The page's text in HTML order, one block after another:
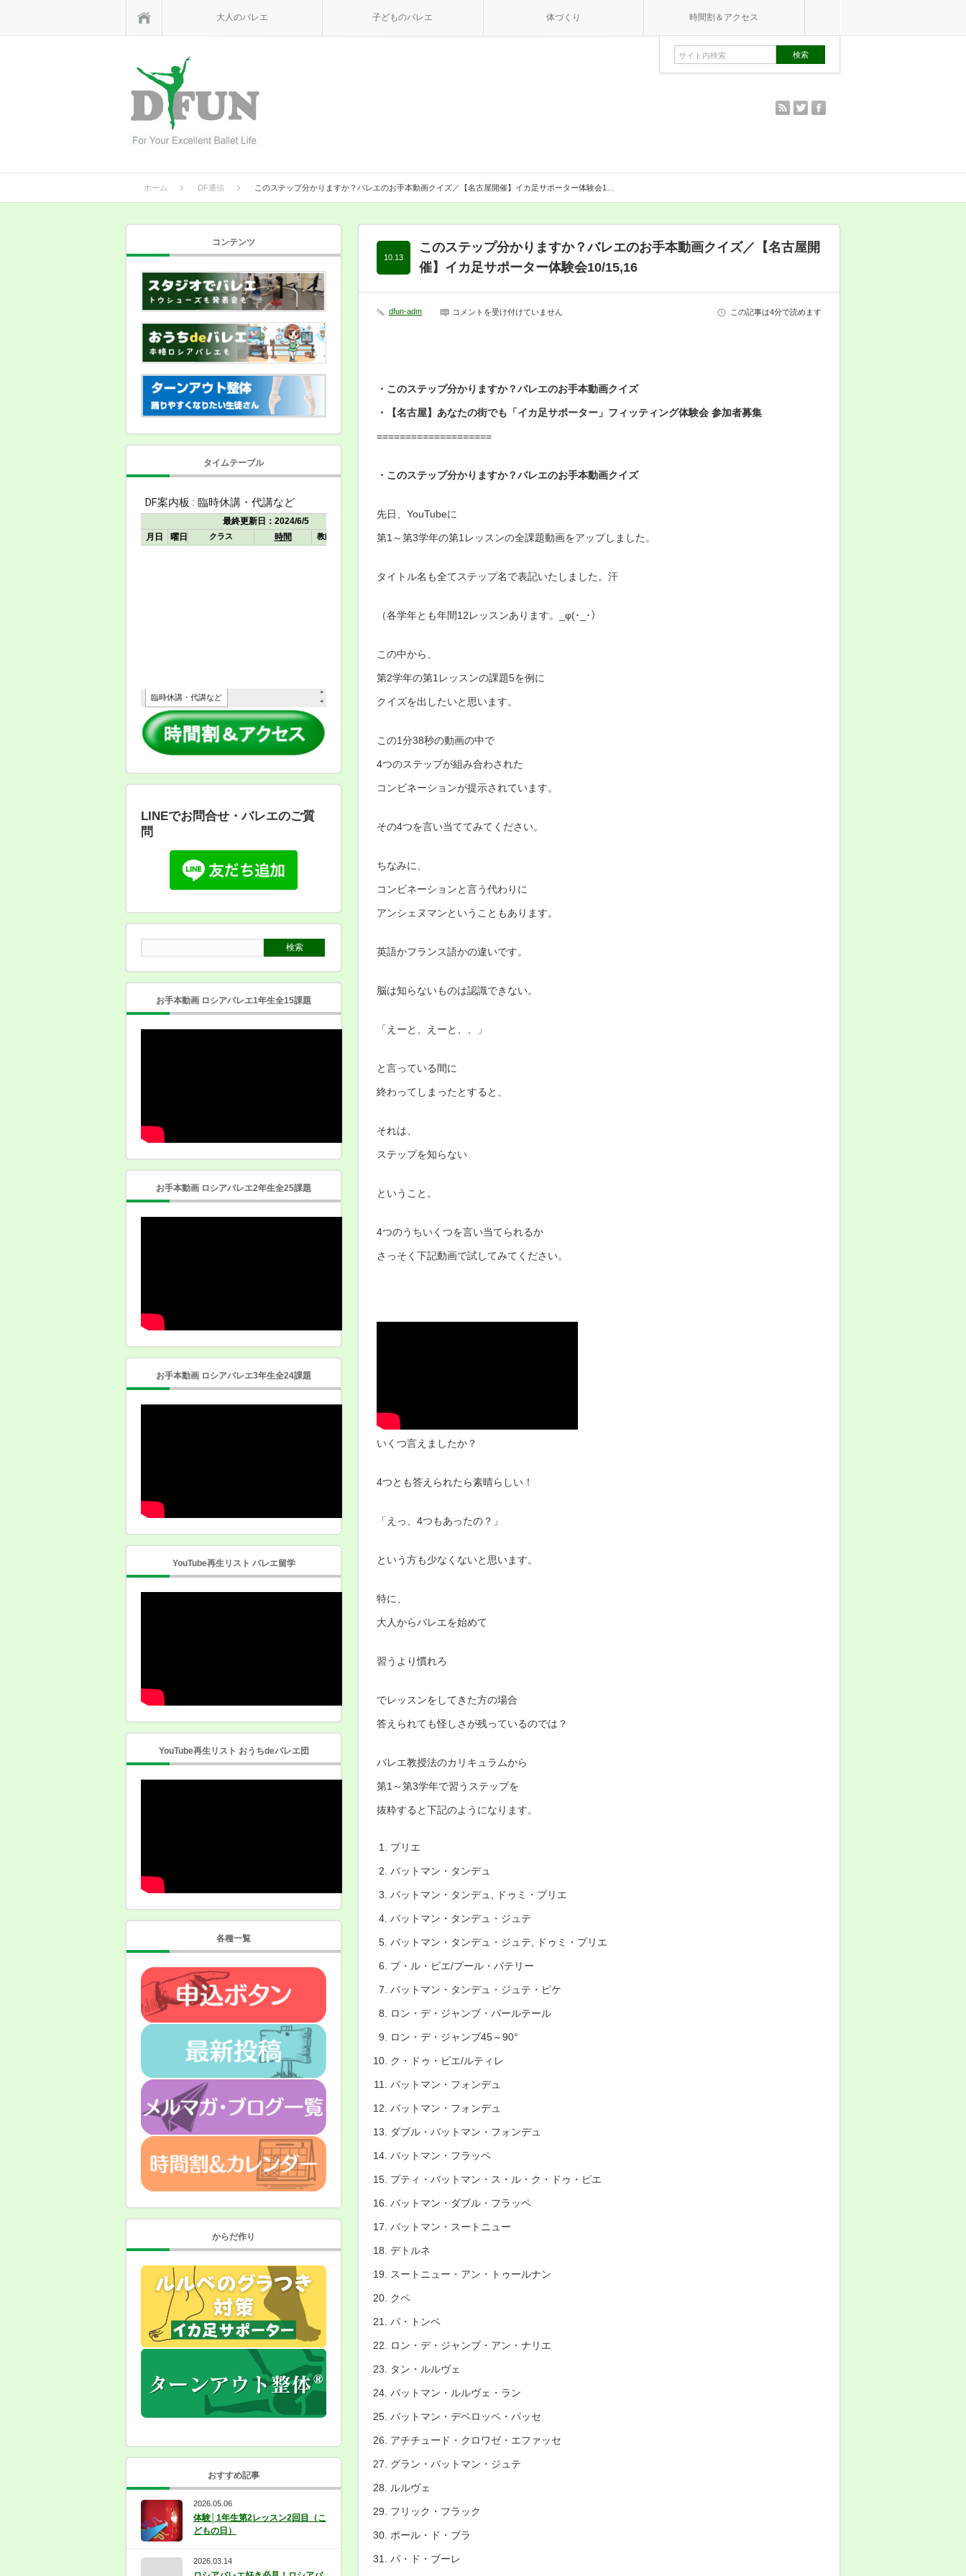
大人のバレエ 子どものバレエ 体づくり 時間割＆アクセス
rss twitter
ホーム DF通信 このステップ分かりますか？バレエのお手本動画クイズ／【名古屋開催】イカ足サポーター体験会1…
このステップ分かりますか？バレエのお手本動画クイズ／【名古屋開
催】イカ足サポーター体験会10/15,16
10.13
dfun-adm
こ
か
ま
す
バ
の
動
ク
【名
開
ポ
タ
会
は
コメントを受け付けていません この記事は4分で読めます
・このステップ分かりますか？バレエのお手本動画クイズ
・【名古屋】あなたの街でも「イカ足サポーター」 フィッティング体験会 参加者募集
====================
・このステップ分かりますか？バレエのお手本動画クイズ
先日、YouTubeに
第1～第3学年の第1レッスンの全課題動画をアップしました。
タイトル名も全てステップ名で表記いたしました。汗
（各学年とも年間12レッスンあります。_φ(･_･）
この中から、
第2学年の第1レッスンの課題5を例に
クイズを出したいと思います。
この1分38秒の動画の中で
4つのステップが組み合わされた
コンビネーションが提示されています。
その4つを言い当ててみてください。
ちなみに、
コンビネーションと言う代わりに
アンシェヌマンということもあります。
英語かフランス語かの違いです。
脳は知らないものは認識できない。
「えーと、えーと、、」
と言っている間に
終わってしまったとすると、
それは、
ステップを知らない
ということ。
4つのうちいくつを言い当てられるか
さっそく下記動画で試してみてください。
いくつ言えましたか？
4つとも答えられたら素晴らしい！
「えっ、4つもあったの？」
という方も少なくないと思います。
特に、
大人からバレエを始めて
習うより慣れろ
でレッスンをしてきた方の場合
答えられても怪しさが残っているのでは？
バレエ教授法のカリキュラムから
第1～第3学年で習うステップを
抜粋すると下記のようになります。
プリエ
バットマン・タンデュ
バットマン・タンデュ, ドゥミ・プリエ
バットマン・タンデュ・ジュテ
バットマン・タンデュ・ジュテ, ドゥミ・プリエ
プ・ル・ピエ/プール・バテリー
バットマン・タンデュ・ジュテ・ピケ
ロン・デ・ジャンブ・パールテール
ロン・デ・ジャンブ45～90°
ク・ドゥ・ピエ/ルティレ
バットマン・フォンデュ
バットマン・フォンデュ
ダブル・バットマン・フォンデュ
バットマン・フラッペ
プティ・バットマン・ス・ル・ク・ドゥ・ピエ
バットマン・ダブル・フラッペ
バットマン・スートニュー
デトルネ
スートニュー・アン・トゥールナン
クペ
パ・トンベ
ロン・デ・ジャンブ・アン・ナリエ
タン・ルルヴェ
バットマン・ルルヴェ・ラン
バットマン・デベロッペ・パッセ
アチチュード・クロワゼ・エファッセ
グラン・バットマン・ジュテ
ルルヴェ
フリック・フラック
ポール・ド・ブラ
パ・ド・ブーレ
コンテンツ
タイムテーブル
LINEでお問合せ・バレエのご質
問
お手本動画 ロシアバレエ1年生全15課題
お手本動画 ロシアバレエ2年生全25課題
お手本動画 ロシアバレエ3年生全24課題
YouTube再生リスト バレエ留学
YouTube再生リスト おうちdeバレエ団
各種一覧
からだ作り
おすすめ記事
2026.05.06
体験│1年生第2レッスン2回目（こ
どもの日）
2026.03.14